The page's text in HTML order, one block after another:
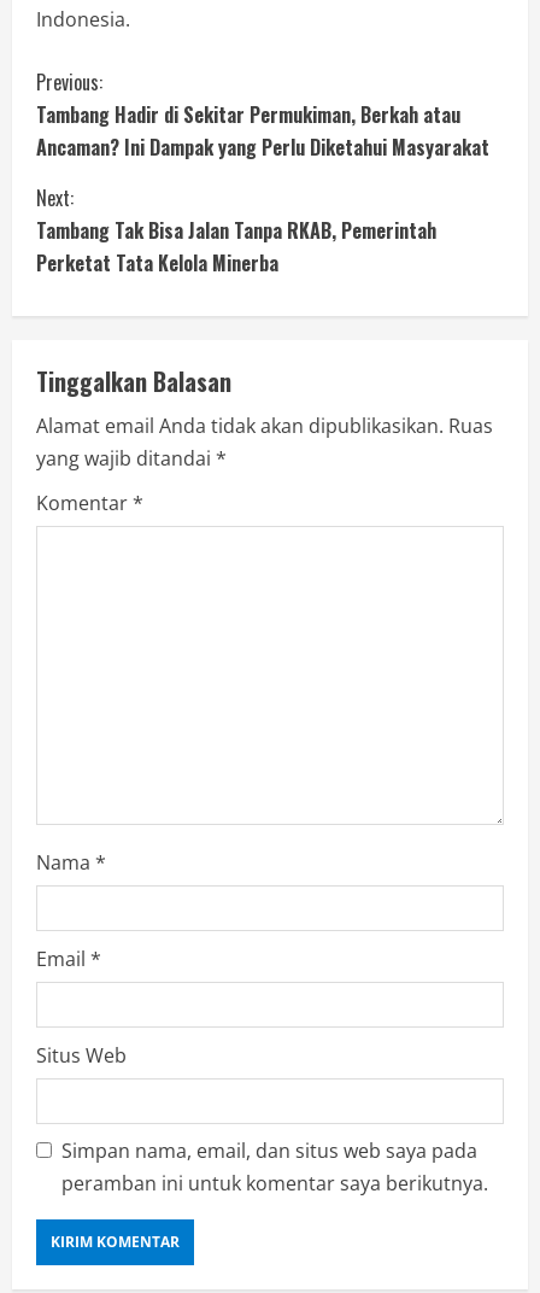
Indonesia.
Previous:
Tambang Hadir di Sekitar Permukiman, Berkah atau
Ancaman? Ini Dampak yang Perlu Diketahui Masyarakat
Next:
Tambang Tak Bisa Jalan Tanpa RKAB, Pemerintah
Perketat Tata Kelola Minerba
Tinggalkan Balasan
Alamat email Anda tidak akan dipublikasikan. Ruas
yang wajib ditandai *
Komentar*
Nama *
Email *
Situs Web
Simpan nama, email, dan situs web saya pada
peramban ini untuk komentar saya berikutnya.